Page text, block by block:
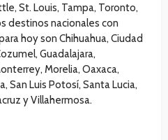
St. Louis, Tampa, Toronto,
destinos nacionales con
hoy son Chihuahua, Ciudad
Guadalajara,
Morelia, Oaxaca,
San Luis Potosí, Santa Lucia,
y Villahermosa.